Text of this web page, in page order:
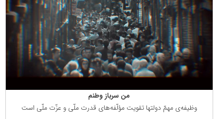
من سرباز وطنم
وظیفه‌ی مهمّ دولتها تقویت مؤلّفه‌های قدرت ملّی و عزّت ملّی است